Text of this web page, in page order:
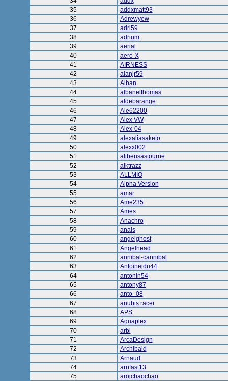
35
addxmatt93
36
Adrewyew
37
adri59
38
adrium
39
aerial
40
aero-X
41
AIRNESS
42
alanjr59
43
Alban
44
albanelthomas
45
aldebarange
46
Ale62200
47
Alex VW
48
Alex-04
49
alexaliasaketo
50
alexx002
51
alibensastourne
52
alktrazz
53
ALLMIO
54
Alpha Version
55
amar
56
Ame235
57
Ames
58
Anachro
59
anais
60
angelghost
61
Angelhead
62
annibal-cannibal
63
Antoinejdu44
64
antonin54
65
antony87
66
anto_08
67
anubis racer
68
APS
69
Aquaplex
70
arbi
71
ArcaDesign
72
Archibald
73
Arnaud
74
arnfast13
75
arojchaochao